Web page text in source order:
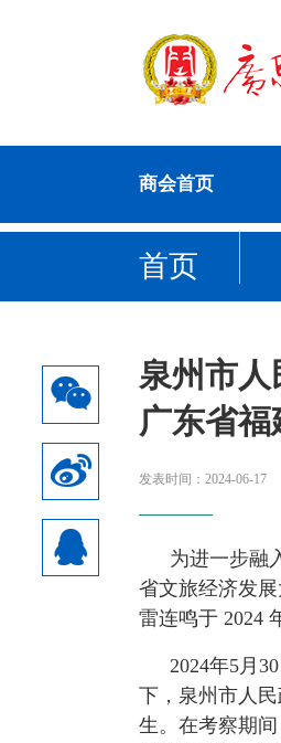
商会首页
首页
泉州市人
广东省
发表时间：2024-06-17
为进一步融
省文旅经济发
雷连鸣于 2024
2024年5月
下，泉州市人
生。在考察期